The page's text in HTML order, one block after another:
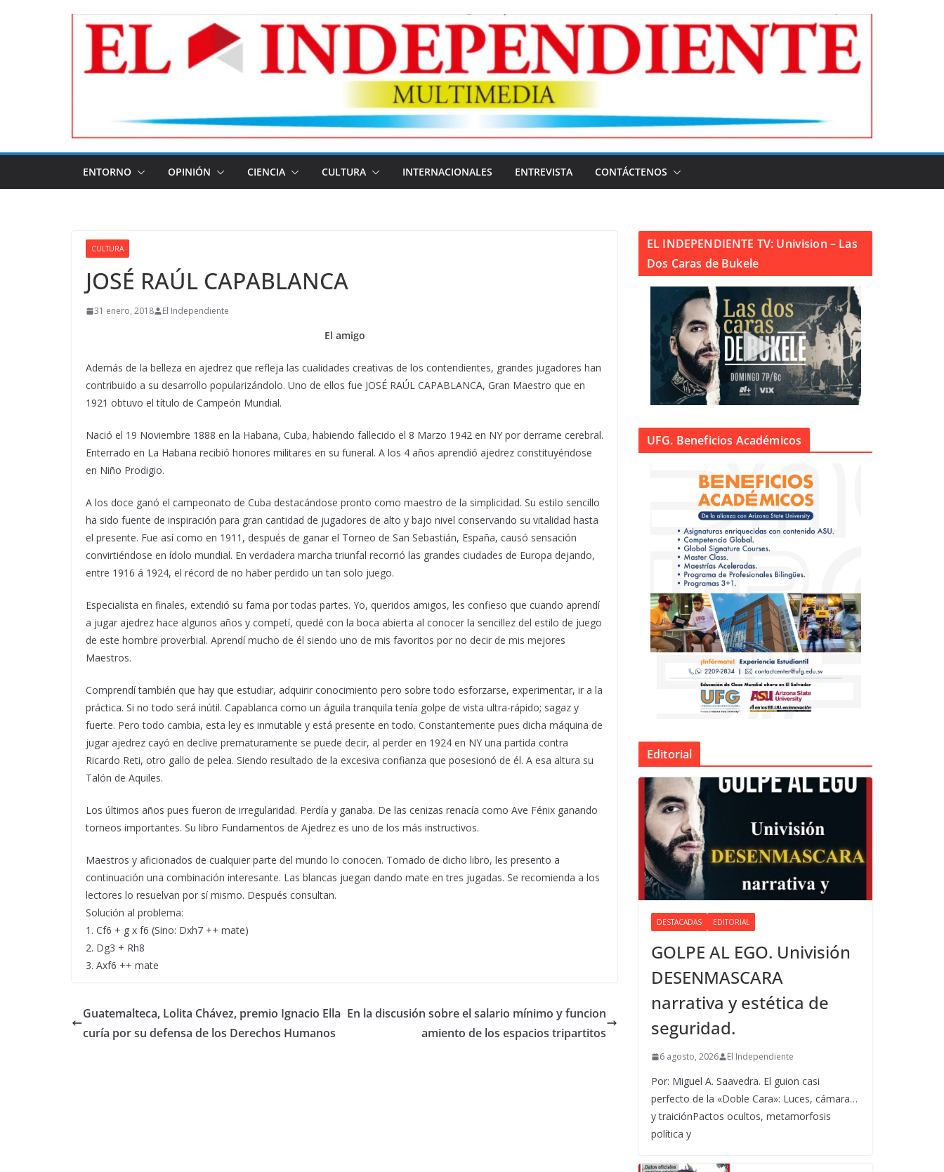
ENTORNO OPINIÓN CIENCIA CULTURA INTERNACIONALES ENTREVISTA CONTÁCTENOS
CULTURA
JOSÉ RAÚL CAPABLANCA
31 enero, 2018 El Independiente
El amigo
Además de la belleza en ajedrez que refleja las cualidades creativas de los contendientes, grandes jugadores han
contribuido a su desarrollo popularizándolo. Uno de ellos fue JOSÉ RAÚL CAPABLANCA, Gran Maestro que en
1921 obtuvo el título de Campeón Mundial.
Nació el 19 Noviembre 1888 en la Habana, Cuba, habiendo fallecido el 8 Marzo 1942 en NY por derrame cerebral.
Enterrado en La Habana recibió honores militares en su funeral. A los 4 años aprendió ajedrez constituyéndose
en Niño Prodigio.
A los doce ganó el campeonato de Cuba destacándose pronto como maestro de la simplicidad. Su estilo sencillo
ha sido fuente de inspiración para gran cantidad de jugadores de alto y bajo nivel conservando su vitalidad hasta
el presente. Fue así como en 1911, después de ganar el Torneo de San Sebastián, España, causó sensación
convirtiéndose en ídolo mundial. En verdadera marcha triunfal recorrió las grandes ciudades de Europa dejando,
entre 1916 á 1924, el récord de no haber perdido un tan solo juego.
Especialista en finales, extendió su fama por todas partes. Yo, queridos amigos, les confieso que cuando aprendí
a jugar ajedrez hace algunos años y competí, quedé con la boca abierta al conocer la sencillez del estilo de juego
de este hombre proverbial. Aprendí mucho de él siendo uno de mis favoritos por no decir de mis mejores
Maestros.
Comprendí también que hay que estudiar, adquirir conocimiento pero sobre todo esforzarse, experimentar, ir a la
práctica. Si no todo será inútil. Capablanca como un águila tranquila tenía golpe de vista ultra-rápido; sagaz y
fuerte. Pero todo cambia, esta ley es inmutable y está presente en todo. Constantemente pues dicha máquina de
jugar ajedrez cayó en declive prematuramente se puede decir, al perder en 1924 en NY una partida contra
Ricardo Reti, otro gallo de pelea. Siendo resultado de la excesiva confianza que posesionó de él. A esa altura su
Talón de Aquiles.
Los últimos años pues fueron de irregularidad. Perdía y ganaba. De las cenizas renacía como Ave Fénix ganando
torneos importantes. Su libro Fundamentos de Ajedrez es uno de los más instructivos.
Maestros y aficionados de cualquier parte del mundo lo conocen. Tomado de dicho libro, les presento a
continuación una combinación interesante. Las blancas juegan dando mate en tres jugadas. Se recomienda a los
lectores lo resuelvan por sí mismo. Después consultan.
Solución al problema:
1. Cf6 + g x f6 (Sino: Dxh7 ++ mate)
2. Dg3 + Rh8
3. Axf6 ++ mate
Guatemalteca, Lolita Chávez, premio Ignacio Ella
curía por su defensa de los Derechos Humanos
En la discusión sobre el salario mínimo y funcion
amiento de los espacios tripartitos
EL INDEPENDIENTE TV: Univision – Las
Dos Caras de Bukele
UFG. Beneficios Académicos
Editorial
DESTACADAS EDITORIAL
GOLPE AL EGO. Univisión
DESENMASCARA
narrativa y estética de
seguridad.
6 agosto, 2026 El Independiente
Por: Miguel A. Saavedra. El guion casi
perfecto de la «Doble Cara»: Luces, cámara…
y traiciónPactos ocultos, metamorfosis
política y